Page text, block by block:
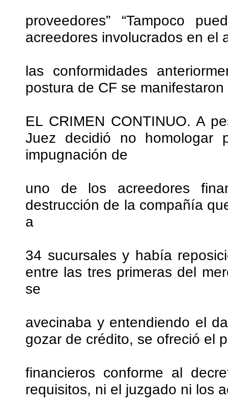
proveedores” “Tampoco
acreedores involucrados en el
las conformidades
postura de CF se
EL CRIMEN CONTINUO. A
Juez decidió no
impugnación de
uno de los acreedores
destrucción de la compañía
a
34 sucursales y había
entre las tres primeras del
se
avecinaba y entendiendo el
gozar de crédito, se ofreció el
financieros conforme al
requisitos, ni el juzgado ni los